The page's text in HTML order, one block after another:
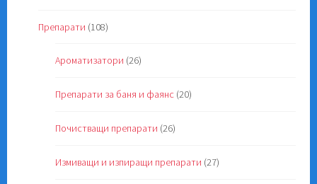
Препарати (108)
Ароматизатори (26)
Препарати за баня и фаянс (20)
Почистващи препарати (26)
Измиващи и изпиращи препарати (27)